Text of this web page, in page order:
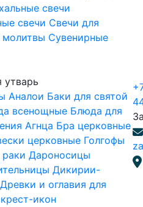
свечи
свечи Свечи для
Сувенирные
утварь
Аналои Баки для святой
всенощные Блюда для
Агнца Бра церковные
церковные Голгофы
Дароносицы
Дикирии-
Древки и оглавия для
икон